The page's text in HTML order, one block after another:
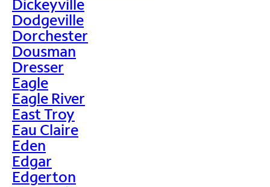
Dickeyville
Dodgeville
Dorchester
Dousman
Dresser
Eagle
Eagle River
East Troy
Eau Claire
Eden
Edgar
Edgerton